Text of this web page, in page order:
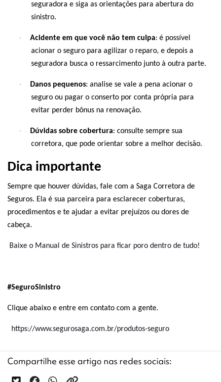
seguradora e siga as orientações para abertura do
sinistro.
· Acidente em que você não tem culpa: é possível
acionar o seguro para agilizar o reparo, e depois a
seguradora busca o ressarcimento junto à outra parte.
· Danos pequenos: analise se vale a pena acionar o
seguro ou pagar o conserto por conta própria para
evitar perder bônus na renovação.
· Dúvidas sobre cobertura: consulte sempre sua
corretora, que pode orientar sobre a melhor decisão.
Dica importante
Sempre que houver dúvidas, fale com a Saga Corretora de
Seguros. Ela é sua parceira para esclarecer coberturas,
procedimentos e te ajudar a evitar prejuízos ou dores de
cabeça.
Baixe o Manual de Sinistros para ficar poro dentro de tudo!
#SeguroSinistro
Clique abaixo e entre em contato com a gente.
https://www.segurosaga.com.br/produtos-seguro
Compartilhe esse artigo nas redes sociais: